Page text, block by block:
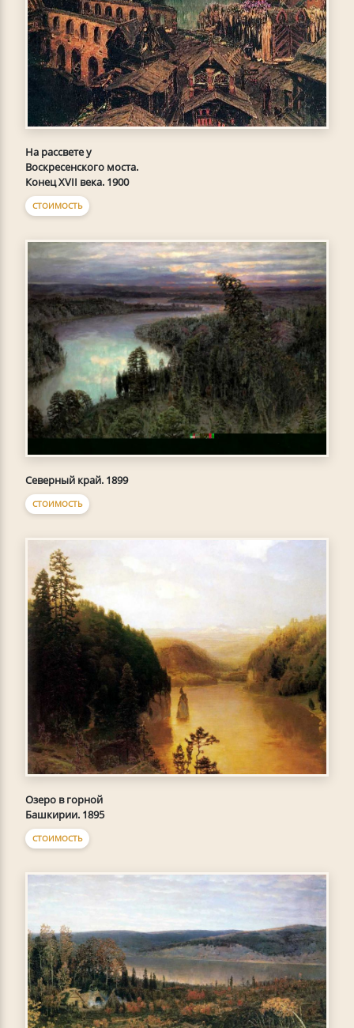
На рассвете у
Воскресенского моста.
Конец XVII века. 1900
СТОИМОСТЬ
Северный край. 1899
СТОИМОСТЬ
Озеро в горной
Башкирии. 1895
СТОИМОСТЬ